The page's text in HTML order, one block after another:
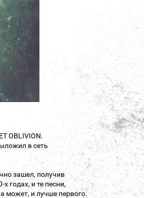
OBLIVION.
в сеть
зашел, получив
годах, и те песни,
может, и лучше первого.